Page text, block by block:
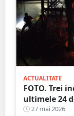
ACTUALITATE
FOTO. Trei
ultimele 24
propagare a
27 mai 2026